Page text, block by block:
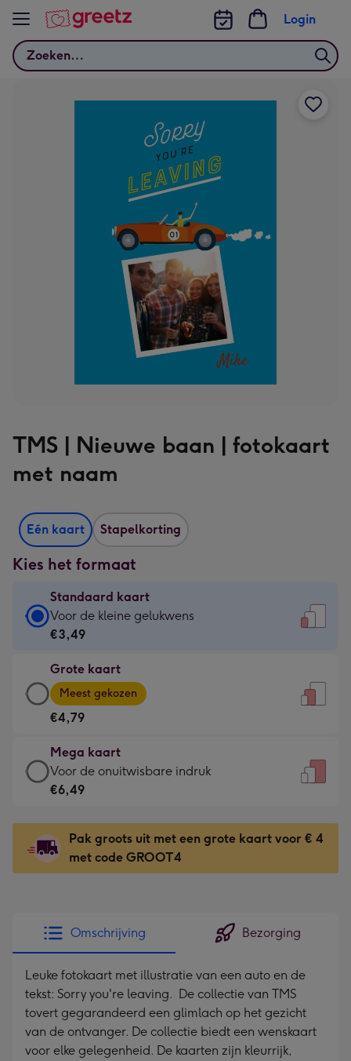
Bekijk meer
Zoeken
Login
TMS | Nieuwe baan | fotokaart
met naam
Eén kaart Stapelkorting
Kies het formaat
Standaard kaart
Standaard
kaart
€3,49
-
Voor
kleine
gelukwens
-
120
x
160
mm
Voor de kleine gelukwens
€3,49
Grote kaart
Grote
kaart
-
€4,79
-
Meest
gekozen
Dimensions:
167
x
Meest gekozen
€4,79
Mega kaart
Mega
kaart
€6,49
-
Voor
-
Dimensions:
241
x
333
mm
Voor de onuitwisbare indruk
€6,49
Pak groots uit met een grote kaart voor € 4
met code GROOT4
Omschrijving Bezorging
Leuke fotokaart met illustratie van een auto en de
tekst: Sorry you're leaving. De collectie van TMS
tovert gegarandeerd een glimlach op het gezicht
van de ontvanger. De collectie biedt een wenskaart
voor elke gelegenheid. De kaarten zijn kleurrijk,